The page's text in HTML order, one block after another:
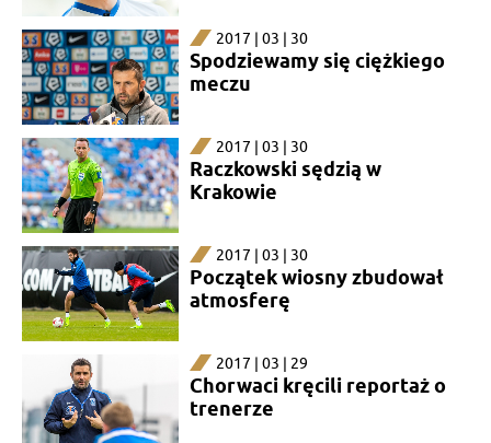
2017 | 03 | 30
Spodziewamy się ciężkiego
meczu
2017 | 03 | 30
Raczkowski sędzią w
Krakowie
2017 | 03 | 30
Początek wiosny zbudował
atmosferę
2017 | 03 | 29
Chorwaci kręcili reportaż o
trenerze